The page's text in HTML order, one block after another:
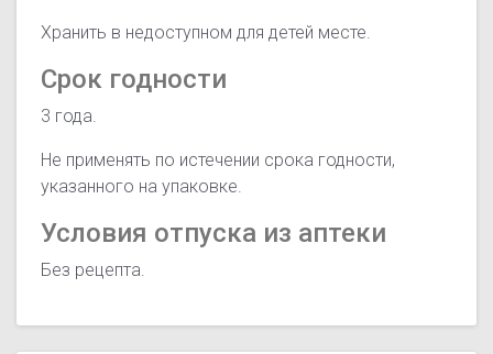
Хранить в недоступном для детей месте.
Срок годности
3 года.
Не применять по истечении срока годности,
указанного на упаковке.
Условия отпуска из аптеки
Без рецепта.